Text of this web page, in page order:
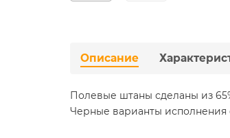
Описание
Полевые штаны сделаны из
Черные варианты